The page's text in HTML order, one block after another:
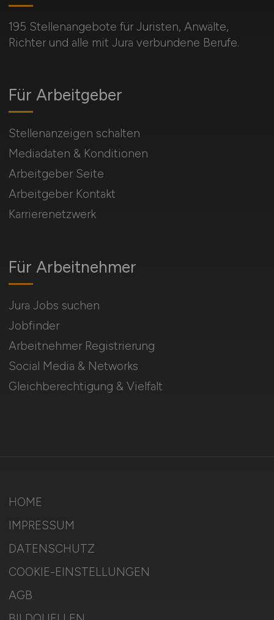
195 Stellenangebote für Juristen, Anwälte,
Richter und alle mit Jura verbundene Berufe.
Für Arbeitnehmer
Jura Jobs suchen
Jobfinder
Arbeitnehmer Registrierung
Social Media & Networks
Gleichberechtigung & Vielfalt
Für Arbeitgeber
Stellenanzeigen schalten
Mediadaten & Konditionen
Arbeitgeber Seite
Arbeitgeber Kontakt
Karrierenetzwerk
HOME
IMPRESSUM
DATENSCHUTZ
COOKIE-EINSTELLUNGEN
AGB